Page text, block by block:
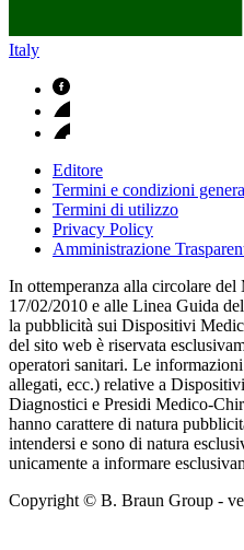
Italy
Editore
Termini e condizioni
Termini di utilizzo
Privacy Policy
Amministrazione
In ottemperanza alla circolare
17/02/2010 e alle Linea Guida
la pubblicità sui Dispositivi
del sito web è riservata
operatori sanitari. Le
allegati, ecc.) relative a
Diagnostici e Presidi Medico-
hanno carattere di natura
intendersi e sono di natura
unicamente a informare
Copyright © B. Braun Group -